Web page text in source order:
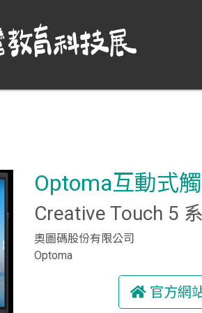
Optoma互動式
Creative Touch 5
奧圖碼股份有限公司
Optoma
官方網